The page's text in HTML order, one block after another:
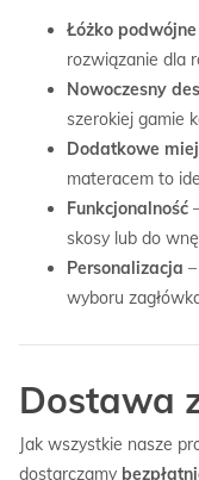
Łóżko
rozwiązanie dla
Nowoczesny
szerokiej gamie
Dodatkowe
materacem to
Funkcjonalność
skosy lub do
Personalizacja
wyboru
Dostawa
Jak wszystkie nasze
dostarczamy